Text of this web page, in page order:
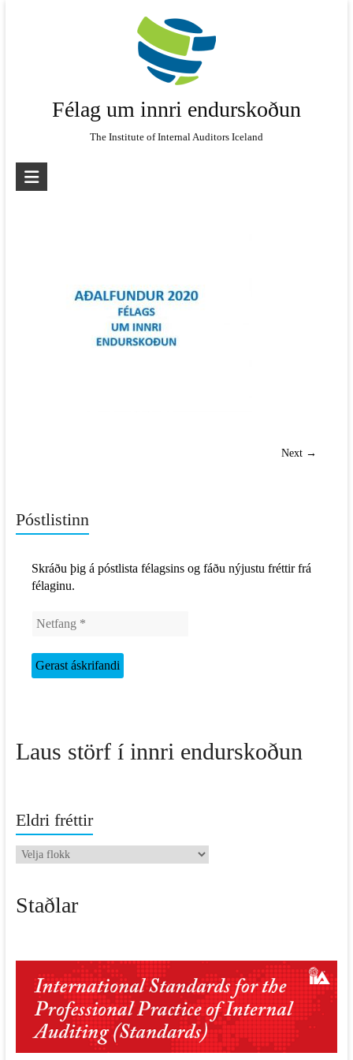
Félag um innri endurskoðun
The Institute of Internal Auditors Iceland
Next →
Póstlistinn
Skráðu þig á póstlista félagsins og fáðu nýjustu fréttir frá
félaginu.
Laus störf í innri endurskoðun
Eldri fréttir
Eldri
Staðlar